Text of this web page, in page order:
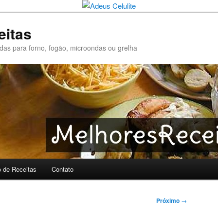
para forno, fogão, microondas ou grelha
de Receitas Contato
Próximo →